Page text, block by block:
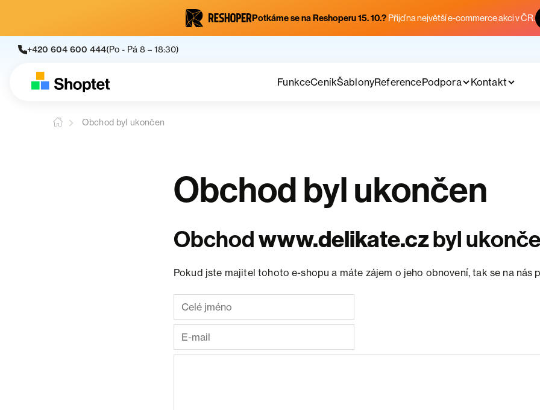
Potkáme se na Reshoperu 15. 10.? Přijď na největší e-commerce akci v ČR.
+420 604 600 444(Po - Pá 8 – 18:30)
FunkceCeníkŠablonyReferencePodpora Kontakt
Obchod byl ukončen
Obchod byl ukončen
Obchodwww.delikate.czbyl
Pokud jste majitel tohoto e-shopu a máte zájem o jeho obnovení, tak se na nás